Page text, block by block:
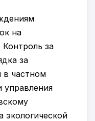
на
Контроль за
за
частном
управления
экологической